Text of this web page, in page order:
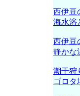
西伊豆
海水浴
西伊豆
静かな
潮干狩
ゴロタ